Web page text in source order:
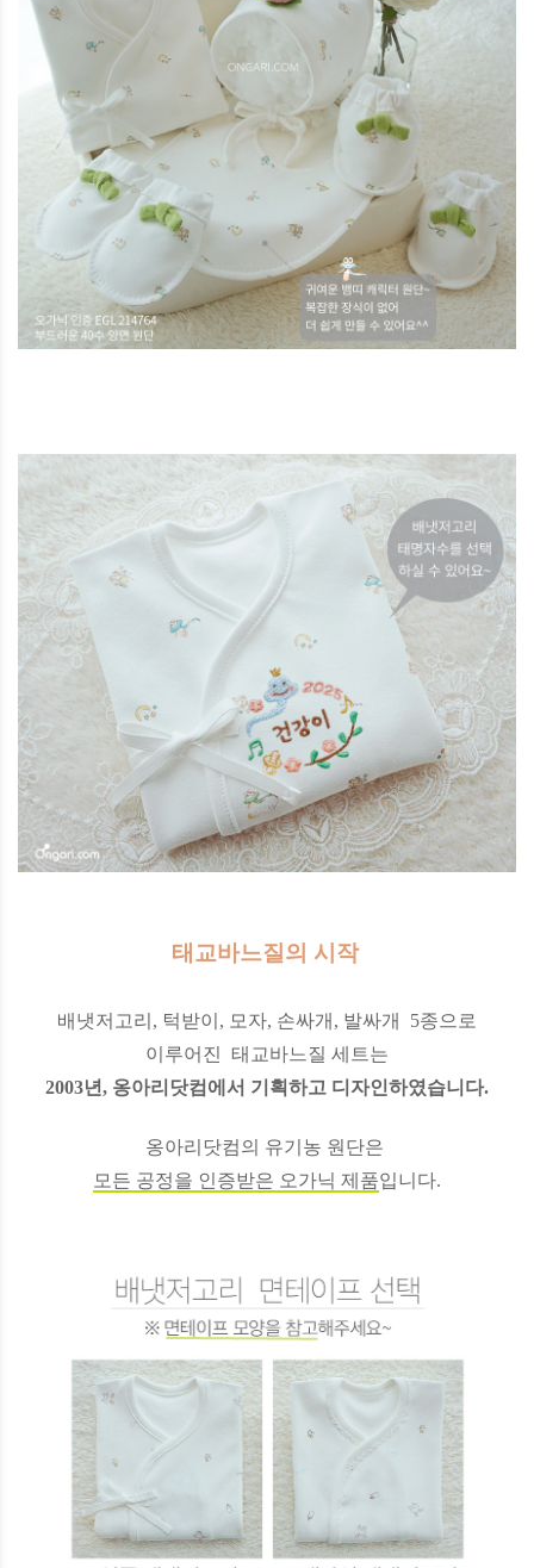
태교바느질의 시작
배냇저고리, 턱받이, 모자, 손싸개, 발싸개 5종으로
이루어진
태교바느질 세트는
2003년, 옹아리닷컴에서 기획하고 디자인하였습니다.
옹아리닷컴의 유기농 원단은
모든 공정을 인증받은 오가닉 제품입니다.